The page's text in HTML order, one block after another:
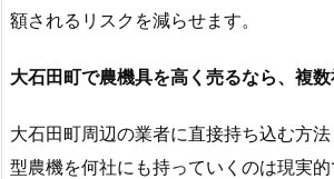
額されるリスクを減らせます。
大石田町で農機具を高く売るなら、複
大石田町周辺の業者に直接持ち込む方
型農機を何社にも持っていくのは現実的